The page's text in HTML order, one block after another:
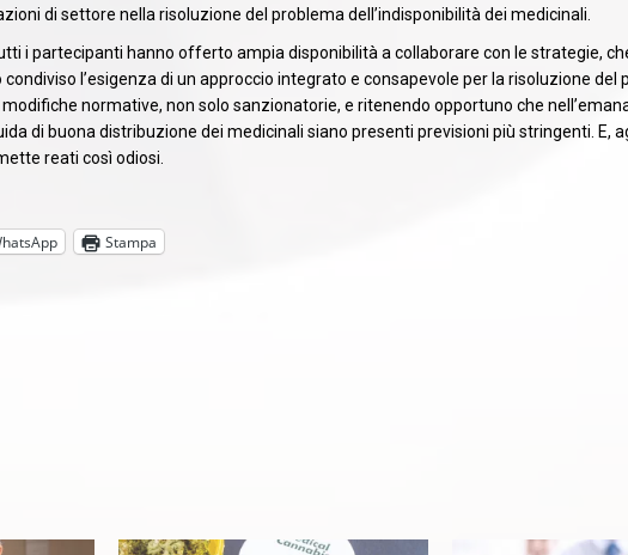
di settore nella risoluzione del problema dell’indisponibilità dei medicinali.
i partecipanti hanno offerto ampia disponibilità a collaborare con le strategie,
l’esigenza di un approccio integrato e consapevole per la risoluzione del
normative, non solo sanzionatorie, e ritenendo opportuno che
di buona distribuzione dei medicinali siano presenti previsioni più stringenti. E,
reati così odiosi.
Stampa